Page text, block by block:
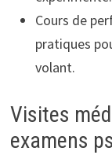
Cours de
pratiques
volant.
Visites
examens